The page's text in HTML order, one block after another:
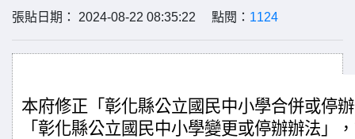
張貼日期： 2024-08-22 08:35:22 點閱： 1124
本府修正「彰化縣公立國民中小學合併或停
「彰化縣公立國民中小學變更或停辦辦法」